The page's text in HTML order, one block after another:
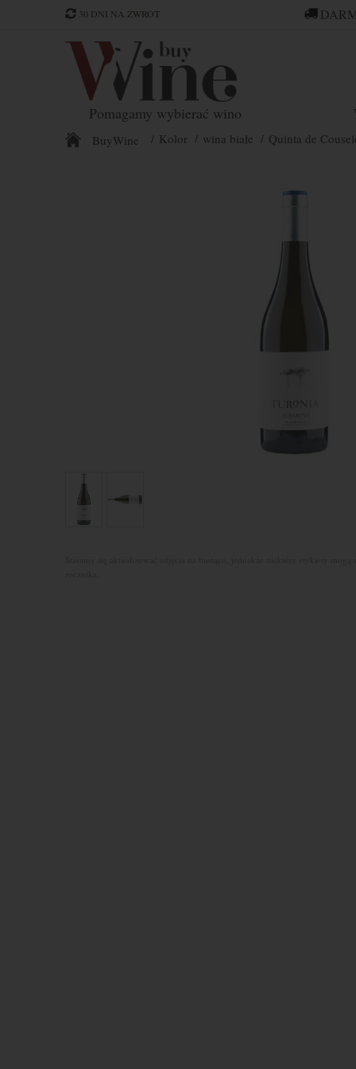
Pomagamy wybierać wino
BuyWine Kolor wina białe Quinta de
30 DNI NA ZWROT